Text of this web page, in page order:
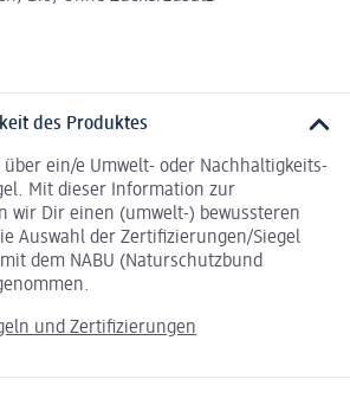
des Produktes
ein/e Umwelt- oder Nachhaltigkeits-
Mit dieser Information zur
wir Dir einen (umwelt-) bewussteren
Auswahl der Zertifizierungen/Siegel
dem NABU (Naturschutzbund
und Zertifizierungen